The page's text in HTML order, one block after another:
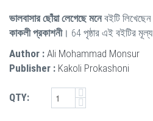
ভালবাসার ছোঁয়া লেগেছে মনেবইটি লিখেছেন
কাকলী প্রকাশনী। 64 পৃষ্ঠার এই বইটির
Author : Ali Mohammad Monsur
Publisher : Kakoli Prokashoni
QTY: